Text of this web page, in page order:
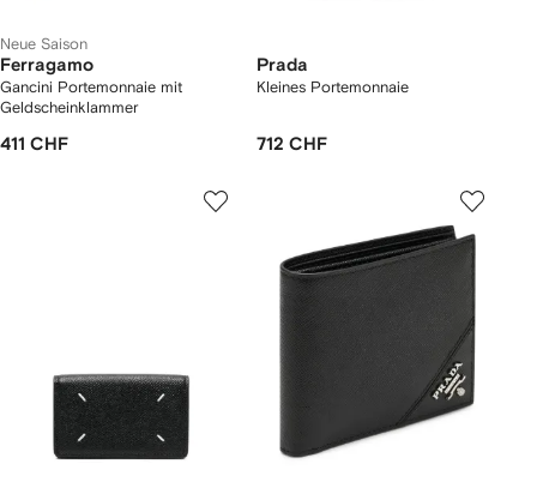
Neue Saison
Ferragamo
Gancini Portemonnaie mit
Geldscheinklammer
411 CHF
Prada
Kleines Portemonnaie
712 CHF